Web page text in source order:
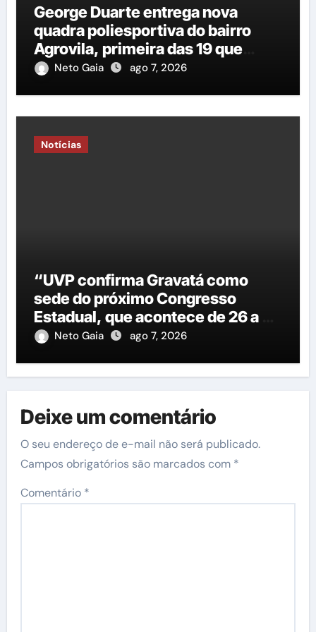
George Duarte entrega nova
quadra poliesportiva do bairro
Agrovila, primeira das 19 que
estão em construção
Neto Gaia ago 7, 2026
Notícias
“UVP confirma Gravatá como
sede do próximo Congresso
Estadual, que acontece de 26 a 29
de agosto”
Neto Gaia ago 7, 2026
Deixe um comentário
O seu endereço de e-mail não será publicado.
Campos obrigatórios são marcados com *
Comentário *